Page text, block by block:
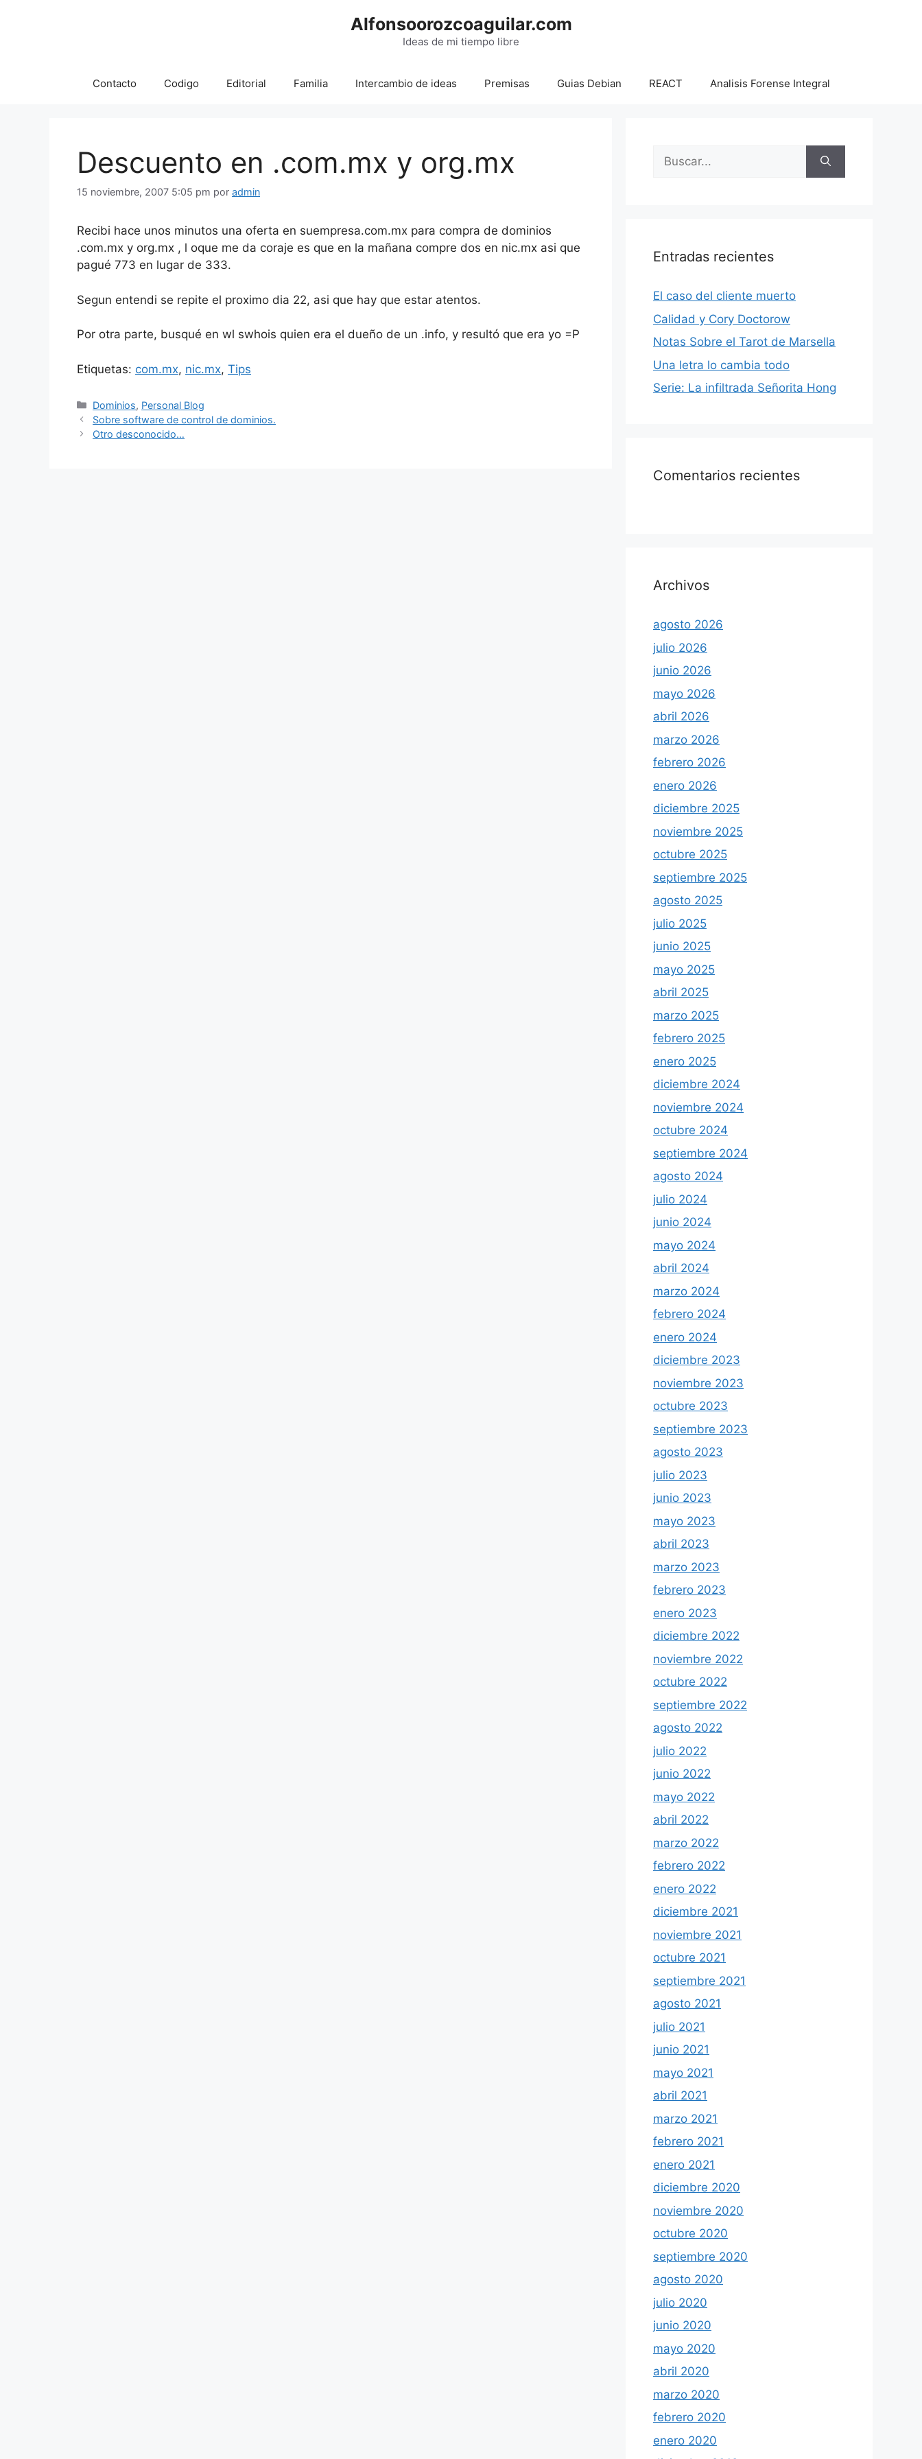
Alfonsoorozcoaguilar.com
Ideas de mi tiempo libre
Contacto Codigo Editorial Familia Intercambio de ideas Premisas Guias Debian REACT Analisis Forense Integral
Descuento en .com.mx y org.mx
15 noviembre, 2007 5:05 pm por admin
Recibi hace unos minutos una oferta en suempresa.com.mx para compra de dominios
.com.mx y org.mx , l oque me da coraje es que en la mañana compre dos en nic.mx asi que
pagué 773 en lugar de 333.
Segun entendi se repite el proximo dia 22, asi que hay que estar atentos.
Por otra parte, busqué en wl swhois quien era el dueño de un .info, y resultó que era yo =P
Etiquetas: com.mx, nic.mx, Tips
Categorías
Dominios, Personal Blog
Sobre software de control de dominios.
Otro desconocido…
Buscar:
Entradas recientes
El caso del cliente muerto
Calidad y Cory Doctorow
Notas Sobre el Tarot de Marsella
Una letra lo cambia todo
Serie: La infiltrada Señorita Hong
Comentarios recientes
Archivos
agosto 2026
julio 2026
junio 2026
mayo 2026
abril 2026
marzo 2026
febrero 2026
enero 2026
diciembre 2025
noviembre 2025
octubre 2025
septiembre 2025
agosto 2025
julio 2025
junio 2025
mayo 2025
abril 2025
marzo 2025
febrero 2025
enero 2025
diciembre 2024
noviembre 2024
octubre 2024
septiembre 2024
agosto 2024
julio 2024
junio 2024
mayo 2024
abril 2024
marzo 2024
febrero 2024
enero 2024
diciembre 2023
noviembre 2023
octubre 2023
septiembre 2023
agosto 2023
julio 2023
junio 2023
mayo 2023
abril 2023
marzo 2023
febrero 2023
enero 2023
diciembre 2022
noviembre 2022
octubre 2022
septiembre 2022
agosto 2022
julio 2022
junio 2022
mayo 2022
abril 2022
marzo 2022
febrero 2022
enero 2022
diciembre 2021
noviembre 2021
octubre 2021
septiembre 2021
agosto 2021
julio 2021
junio 2021
mayo 2021
abril 2021
marzo 2021
febrero 2021
enero 2021
diciembre 2020
noviembre 2020
octubre 2020
septiembre 2020
agosto 2020
julio 2020
junio 2020
mayo 2020
abril 2020
marzo 2020
febrero 2020
enero 2020